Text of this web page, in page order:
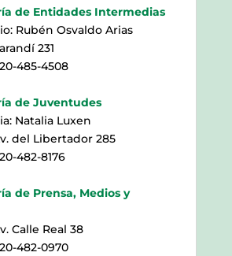
de Entidades Intermedias
Rubén Osvaldo Arias
231
485-4508
de Juventudes
Natalia Luxen
del Libertador 285
482-8176
de Prensa, Medios y
Calle Real 38
482-0970